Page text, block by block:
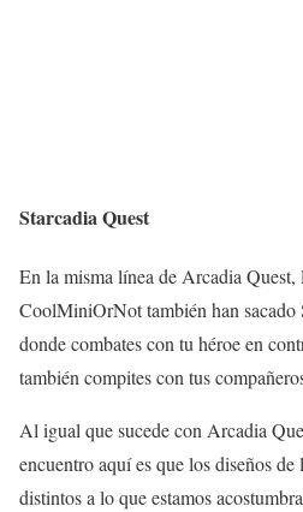
Starcadia Quest
En la misma línea de Arcadia Quest,
CoolMiniOrNot también han sacado
donde combates con tu héroe en
también compites con tus
Al igual que sucede con Arcadia
encuentro aquí es que los diseños de
distintos a lo que estamos